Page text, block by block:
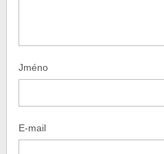
Jméno
E-mail